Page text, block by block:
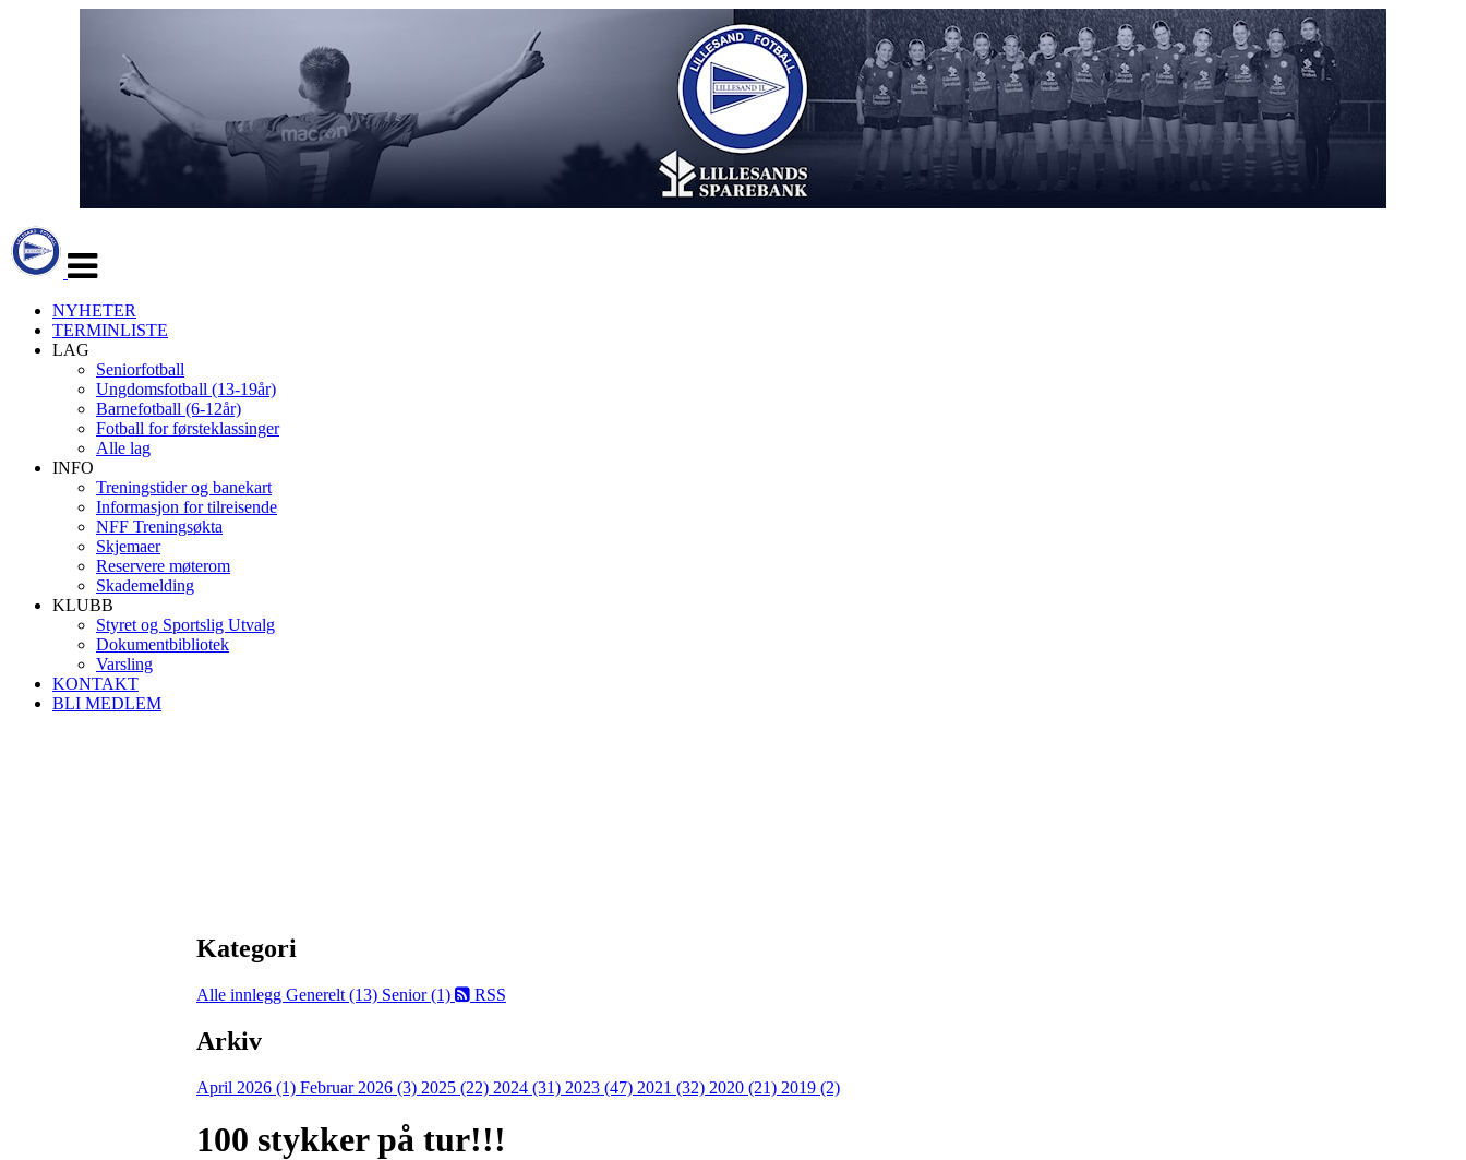
navigasjon
NYHETER
TERMINLISTE
LAG
Seniorfotball
Ungdomsfotball (13-19år)
Barnefotball (6-12år)
Fotball for førsteklassinger
Alle lag
INFO
Treningstider og banekart
Informasjon for tilreisende
NFF Treningsøkta
Skjemaer
Reservere møterom
Skademelding
KLUBB
Styret og Sportslig Utvalg
Dokumentbibliotek
Varsling
KONTAKT
BLI MEDLEM
Kategori
Alle innlegg Generelt (13) Senior (1) RSS
Arkiv
April 2026 (1) Februar 2026 (3) 2025 (22) 2024 (31) 2023 (47) 2021 (32) 2020 (21) 2019 (2)
100 stykker på tur!!!